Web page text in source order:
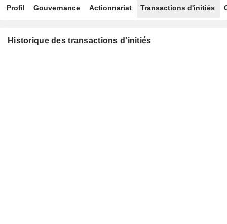
Profil Gouvernance Actionnariat Transactions d'initiés
Historique des transactions d'initiés